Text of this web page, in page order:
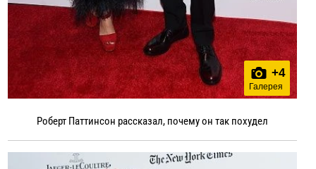
+4
Галерея
Роберт Паттинсон рассказал, почему он так похудел